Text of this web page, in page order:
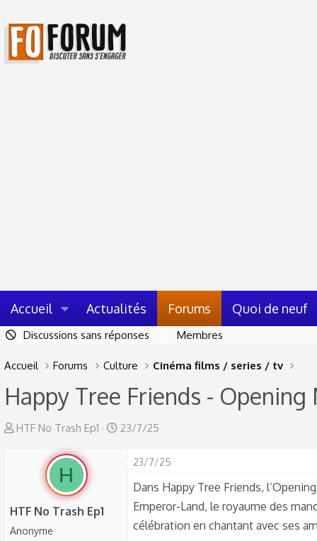
Accueil Actualités Forums Quoi de neuf
Discussions sans réponses Membres
Accueil Forums Culture Cinéma films / series / tv
Happy Tree Friends - Opening
A
r
d
HTF No Trash Ep1
D
23/7/25
H
HTF No Trash Ep1
Anonyme
23/7/25
Dans Happy Tree Friends,
Emperor-Land, le royaume des
célébration en chantant avec ses